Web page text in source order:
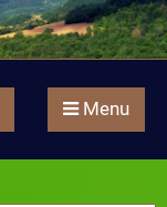
Menu